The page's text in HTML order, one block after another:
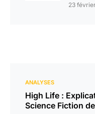
23
ANALYSES
High Life :
Science Fiction